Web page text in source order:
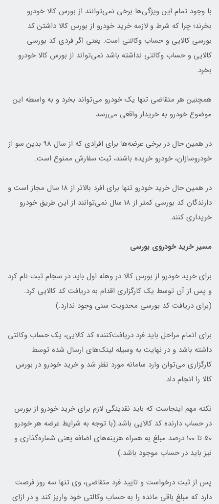
با وجود تمام این ویژگی‌ها برخی نمی‌توانند از بورس کالا خودرو
بخرند؛ چرا که شرط و لازمه خرید خودرو از بورس کالا داشتن کد
بورسی کالایی و حساب وکالتی است. یعنی اگر فردی کد بورسی
کالایی و حساب وکالتی نداشته باشد نمی‌تواند از بورس کالا خودرو
بخرد.
همچنین هر متقاضی تنها یک خودرو می‌تواند بخرد و به واسطه این
موضوع خودرو به خریدار واقعی می‌رسد.
در همین حال در برخی عرضه‌ها برای افرادی که از سال 98 بدین سو از
خودروسازان، خودرو خریده باشند، ثبت سفارش ممنوع است.
در همین حال خرید خودرو تنها برای افرد بالاتر از 18 سال مجاز است و
دارندگان کد بورسی کمتر از 18 سال نمی‌توانند از این طریق خودرو
خریداری کنند.
مسیر خرید خودروی بورسی
برای خرید خودرو از بورس کالا در وهله اول باید در سجام ثبت نام کرد
و پس از آن توسط یک کارگزاری اقدام به دریافت کد کالایی کرد.
(برای دریافت کد بورسی محدویت سنی وجود ندارد.)
برای اتمام مراحل باید فرد دریافت‌کننده کد کالایی، یک حساب وکالتی
داشته باشد و در نهایت به وسیله لینک‌های ارسال شده توسط
کارگزاری می‌توان وارد سامانه مورد نظر شد و خرید خودرو در بورس
کالا را انجام داد.
نکته مهم اینجاست که باید نقدینگی لازم برای خرید خودرو از بورس
در حساب دارنده کد کالایی باشد.(با توجه به شرایط عرضه هر خودرو
50 تا 100 درصد مبلغ به همراه هزینه‌های اضافه یعنی شماره‌گذاری و…
نیز باید در حساب موجود باشد.)
پس از ثبت درخواست و تایید فرد متقاضی، وی تنها سه روز فرصت
دارد که مبلغ باقی مانده را به حساب وکالتی خود واریز کند و در ازای